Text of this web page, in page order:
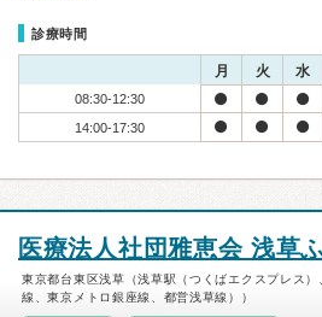
診療時間
月 火 水
08:30-12:30
14:00-17:30
医療法人社団雅恵会 浅草
東京都台東区浅草（浅草駅（つくばエクスプレス
線、東京メトロ銀座線、都営浅草線））